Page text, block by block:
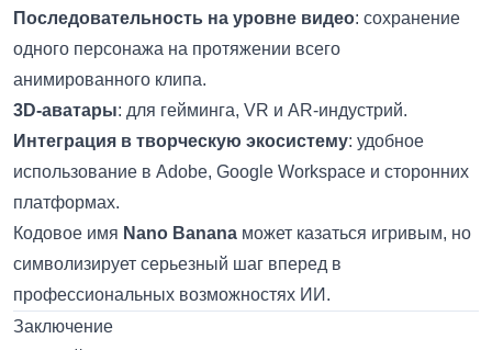
Последовательность на уровне видео: сохранение
одного персонажа на протяжении всего
анимированного клипа.
3D-аватары: для гейминга, VR и AR-индустрий.
Интеграция в творческую экосистему: удобное
использование в Adobe, Google Workspace и сторонних
платформах.
Кодовое имя Nano Banana может казаться игривым, но
символизирует серьезный шаг вперед в
профессиональных возможностях ИИ.
Заключение